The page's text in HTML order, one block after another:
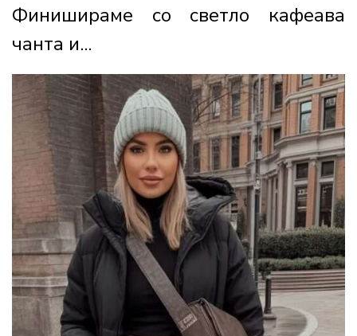
Финишираме со светло кафеава
чанта и...